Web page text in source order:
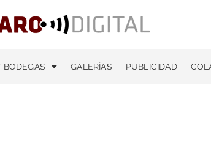
BODEGAS GALERÍAS PUBLICIDAD